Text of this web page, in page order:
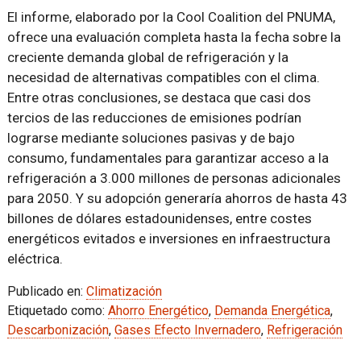
El informe, elaborado por la Cool Coalition del PNUMA,
ofrece una evaluación completa hasta la fecha sobre la
creciente demanda global de refrigeración y la
necesidad de alternativas compatibles con el clima.
Entre otras conclusiones, se destaca que casi dos
tercios de las reducciones de emisiones podrían
lograrse mediante soluciones pasivas y de bajo
consumo, fundamentales para garantizar acceso a la
refrigeración a 3.000 millones de personas adicionales
para 2050. Y su adopción generaría ahorros de hasta 43
billones de dólares estadounidenses, entre costes
energéticos evitados e inversiones en infraestructura
eléctrica.
Publicado en: Climatización
Etiquetado como: Ahorro Energético, Demanda Energética,
Descarbonización, Gases Efecto Invernadero, Refrigeración